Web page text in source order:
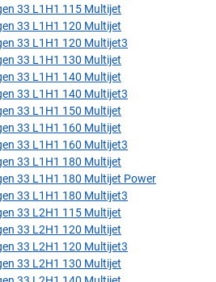
33 L1H1 115 Multijet
33 L1H1 120 Multijet
33 L1H1 120 Multijet3
33 L1H1 130 Multijet
33 L1H1 140 Multijet
33 L1H1 140 Multijet3
33 L1H1 150 Multijet
33 L1H1 160 Multijet
33 L1H1 160 Multijet3
33 L1H1 180 Multijet
33 L1H1 180 Multijet Power
33 L1H1 180 Multijet3
33 L2H1 115 Multijet
33 L2H1 120 Multijet
33 L2H1 120 Multijet3
33 L2H1 130 Multijet